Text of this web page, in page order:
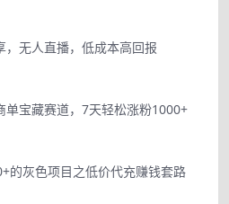
，无人直播，低成本高回报
单宝藏赛道，7天轻松涨粉1000+
的灰色项目之低价代充赚钱套路